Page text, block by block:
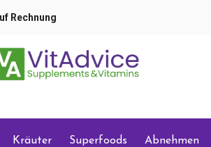
Rechnung
Kräuter Superfoods Abnehmen